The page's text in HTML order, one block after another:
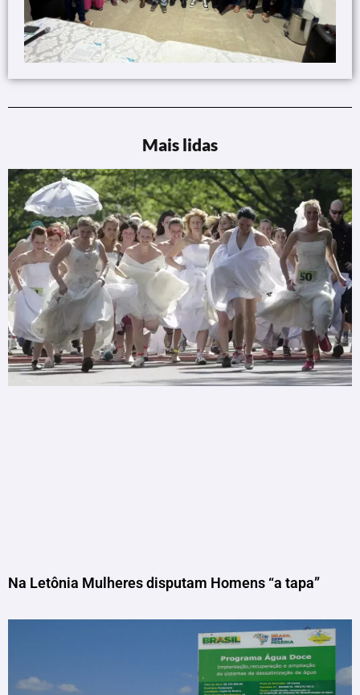
Mais lidas
Na Letônia Mulheres disputam Homens “a tapa”